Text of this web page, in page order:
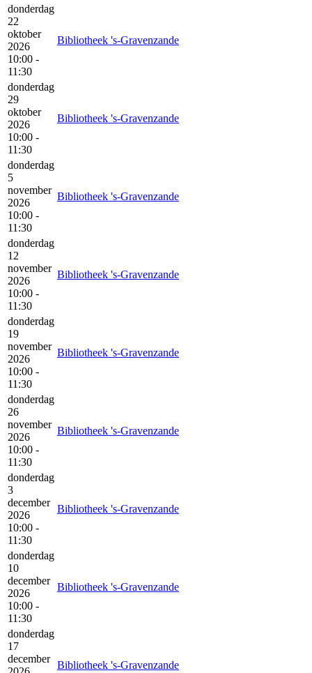
donderdag
22
oktober
2026
10:00 -
11:30
Bibliotheek 's-Gravenzande
donderdag
29
oktober
2026
10:00 -
11:30
Bibliotheek 's-Gravenzande
donderdag
5
november
2026
10:00 -
11:30
Bibliotheek 's-Gravenzande
donderdag
12
november
2026
10:00 -
11:30
Bibliotheek 's-Gravenzande
donderdag
19
november
2026
10:00 -
11:30
Bibliotheek 's-Gravenzande
donderdag
26
november
2026
10:00 -
11:30
Bibliotheek 's-Gravenzande
donderdag
3
december
2026
10:00 -
11:30
Bibliotheek 's-Gravenzande
donderdag
10
december
2026
10:00 -
11:30
Bibliotheek 's-Gravenzande
donderdag
17
december
Bibliotheek 's-Gravenzande